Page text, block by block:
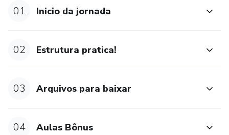
01 Inicio da jornada
02 Estrutura pratica!
03 Arquivos para baixar
04 Aulas Bônus